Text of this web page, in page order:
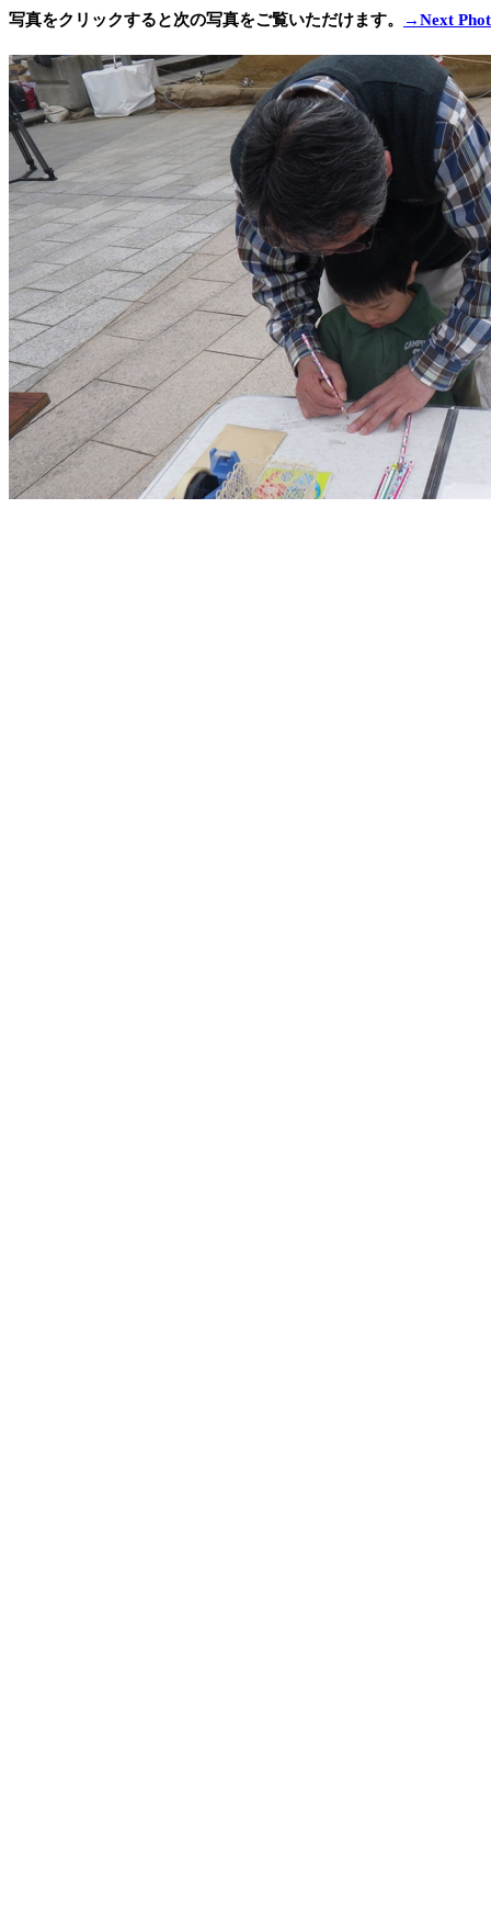
写真をクリックすると次の写真をご覧いただけます。 →Next